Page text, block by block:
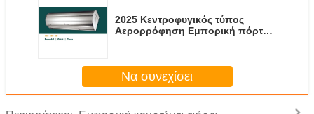
2025 Κεντροφυγικός τύπος
Αερορρόφηση Εμπορική πόρτα
Να συνεχίσει